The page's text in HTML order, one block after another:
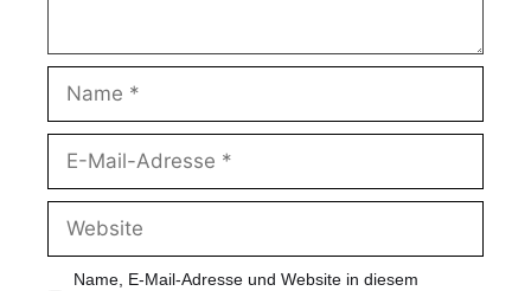
Name, E-Mail-Adresse und Website in diesem